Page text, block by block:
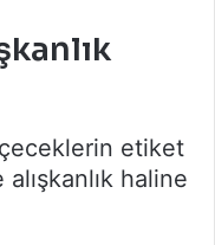
etiket
haline